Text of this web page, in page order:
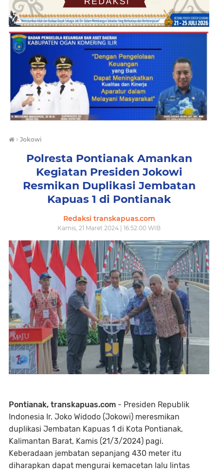
› Jokowi
Polresta Pontianak Amankan
Kegiatan Presiden Jokowi
Resmikan Duplikasi Jembatan
Kapuas 1 di Pontianak
Redaksi transkapuas.com
Kamis, 21 Maret 2024 | 16.52.00 WIB
Pontianak, transkapuas.com - Presiden Republik
Indonesia Ir. Joko Widodo (Jokowi) meresmikan
duplikasi Jembatan Kapuas 1 di Kota Pontianak,
Kalimantan Barat, Kamis (21/3/2024) pagi.
Keberadaan jembatan sepanjang 430 meter itu
diharapkan dapat mengurai kemacetan lalu lintas